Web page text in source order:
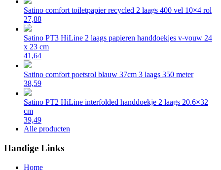
Satino comfort toiletpapier recycled 2 laags 400 vel 10×4 rol
27,88
Satino PT3 HiLine 2 laags papieren handdoekjes v-vouw 24
x 23 cm
41,64
Satino comfort poetsrol blauw 37cm 3 laags 350 meter
38,59
Satino PT2 HiLine interfolded handdoekje 2 laags 20.6×32
cm
39,49
Alle producten
Handige Links
Home